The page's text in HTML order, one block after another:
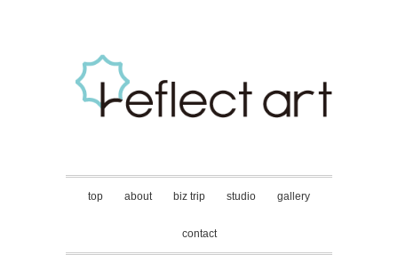
top about biz trip studio gallery
contact